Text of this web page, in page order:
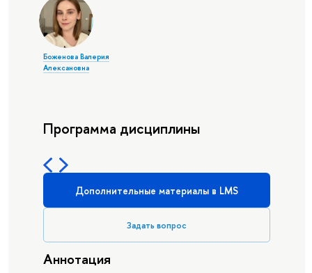
Боженова Валерия
Алексановна
Программа дисциплины
Дополнительные материалы в LMS
Задать вопрос
Аннотация